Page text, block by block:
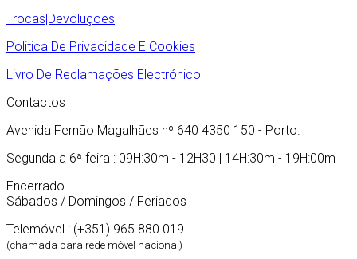
Trocas|Devoluções
Politica De Privacidade E Cookies
Livro De Reclamações Electrónico
Contactos
Avenida Fernão Magalhães nº 640 4350 150 - Porto.
Segunda a 6ª feira : 09H:30m - 12H30 | 14H:30m - 19H:00m
Encerrado
Sábados / Domingos / Feriados
Telemóvel : (+351) 965 880 019
(chamada para rede móvel nacional)